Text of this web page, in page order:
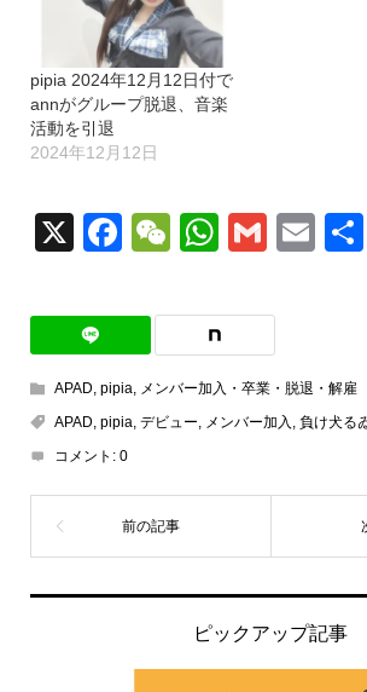
pipia 2024年12月12日付で
annがグループ脱退、音楽
活動を引退
2024年12月12日
X Facebook
WeChatGmail
APAD, pipia, メンバー加入・卒業・脱退・解雇
APAD, pipia, デビュー, メンバー加入 , 負け犬る
コメント: 0
ピックアップ記事